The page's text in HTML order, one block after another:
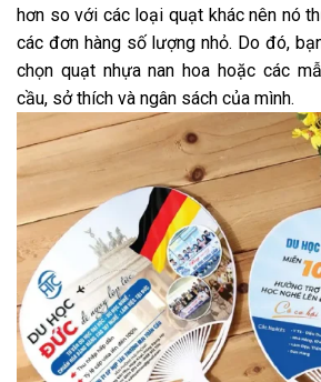
hơn so với các loại quạt khác nên nó
các đơn hàng số lượng nhỏ. Do đó,
chọn quạt nhựa nan hoa hoặc các
cầu, sở thích và ngân sách của mình.